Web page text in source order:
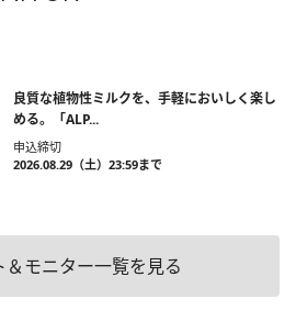
良質な植物性ミルクを、手軽においしく楽し
める。「ALP...
申込締切
2026.08.29（土）23:59まで
＆モニター一覧を見る